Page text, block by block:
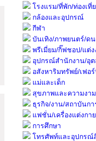
โรงแรม/ที่พัก/ท่องเที่
กล้องและอุปกรณ์
กีฬา
บันเทิง/ภาพยนตร์/ด
พรีเมี่ยม/กิ๊ฟชอป/แต่ง
อุปกรณ์สำนักงาน/อุต
อสังหาริมทรัพย์/เฟอร์
แม่และเด็ก
สุขภาพและความงาม
ธุรกิจ/งาน/สถาบันกา
แฟชั่น/เครื่องแต่งกาย
การศึกษา
โทรศัพท์และอุปกรณ์